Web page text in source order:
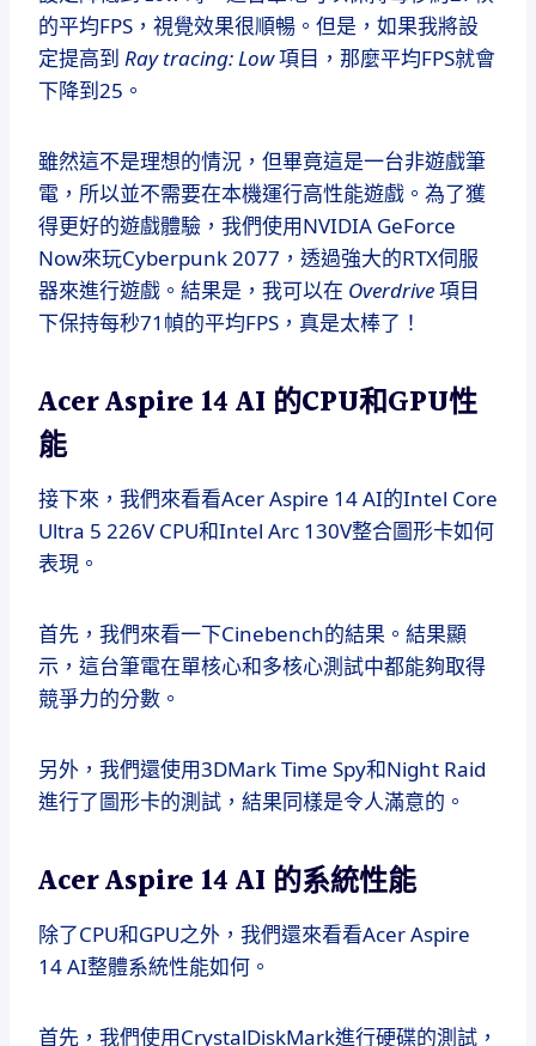
的平均FPS，視覺效果很順暢。但是，如果我將設
定提高到 Ray tracing: Low項目，那麼平均FPS就會
下降到25。
雖然這不是理想的情況，但畢竟這是一台非遊戲筆
電，所以並不需要在本機運行高性能遊戲。為了獲
得更好的遊戲體驗，我們使用NVIDIA GeForce
Now來玩Cyberpunk 2077，透過強大的RTX伺服
器來進行遊戲。結果是，我可以在 Overdrive項目
下保持每秒71幀的平均FPS，真是太棒了！
Acer Aspire 14 AI 的CPU和GPU性
能
接下來，我們來看看Acer Aspire 14 AI的Intel Core
Ultra 5 226V CPU和Intel Arc 130V整合圖形卡如何
表現。
首先，我們來看一下Cinebench的結果。結果顯
示，這台筆電在單核心和多核心測試中都能夠取得
競爭力的分數。
另外，我們還使用3DMark Time Spy和Night Raid
進行了圖形卡的測試，結果同樣是令人滿意的。
Acer Aspire 14 AI 的系統性能
除了CPU和GPU之外，我們還來看看Acer Aspire
14 AI整體系統性能如何。
首先，我們使用CrystalDiskMark進行硬碟的測試，